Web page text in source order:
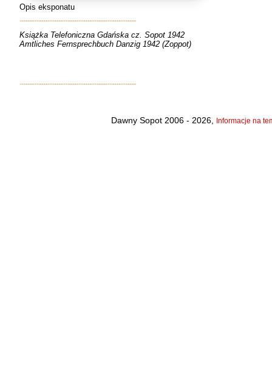
Opis eksponatu
Książka Telefoniczna Gdańska cz. Sopot 1942
Amtliches Fernsprechbuch Danzig 1942 (Zoppot)
Dawny Sopot 2006 - 2026, Informacje na